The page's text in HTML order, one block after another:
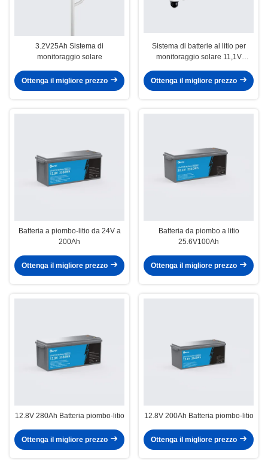
3.2V25Ah Sistema di
monitoraggio solare
Ottenga il migliore prezzo
Sistema di batterie al litio per
monitoraggio solare 11,1V
Ottenga il migliore prezzo
Batteria a piombo-litio da 24V a
200Ah
Ottenga il migliore prezzo
Batteria da piombo a litio
25.6V100Ah
Ottenga il migliore prezzo
12.8V 280Ah Batteria piombo-litio
Ottenga il migliore prezzo
12.8V 200Ah Batteria piombo-litio
Ottenga il migliore prezzo